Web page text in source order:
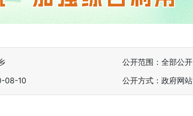
公开范围：全部公开
08-10 公开方式：政府网站